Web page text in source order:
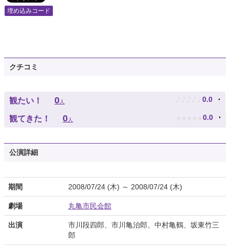
埋め込みコード
クチコミ
観たい！ 0人 ♪ ♪ ♪ ♪ ♪ 0.0
観てきた！ 0人 ★ ★ ★ ★ ★ 0.0
公演詳細
期間 2008/07/24 (木) ～ 2008/07/24 (木)
劇場 丸亀市民会館
出演
市川段四郎、市川亀治郎、中村亀鶴、坂東竹三
郎